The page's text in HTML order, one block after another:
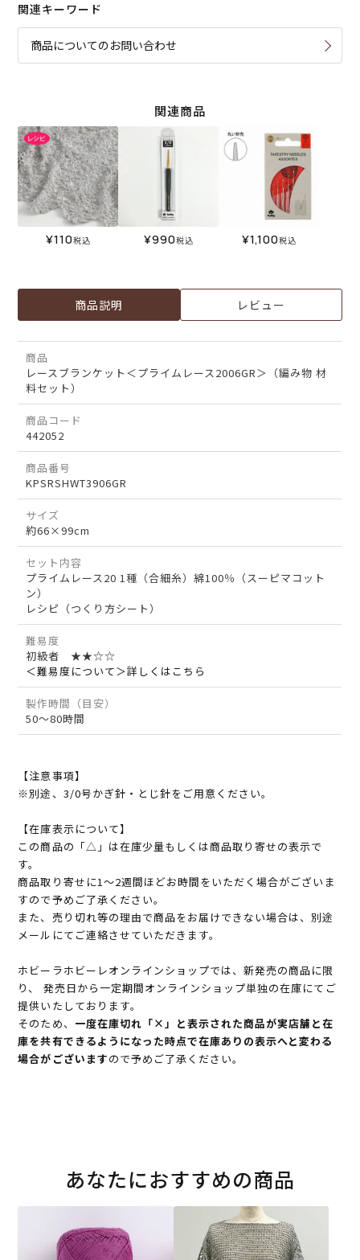
関連キーワード
商品についてのお問い合わせ
関連商品
¥110税込 ¥990税込 ¥1,100税込
商品説明 レビュー
商品
レースブランケット＜プライムレース2006GR＞（編み物 材
料セット）
商品コード
442052
商品番号
KPSRSHWT3906GR
サイズ
約66×99cm
セット内容
プライムレース20 1種（合細糸）綿100％（スーピマコット
ン）
レシピ（つくり方シート）
難易度
初級者 ★★☆☆
＜難易度について＞詳しくはこちら
製作時間（目安）
50～80時間
【注意事項】
※別途、3/0号かぎ針・とじ針をご用意ください。
【在庫表示について】
この商品の「△」は在庫少量もしくは商品取り寄せの表示で
す。
商品取り寄せに1～2週間ほどお時間をいただく場合がございま
すので予めご了承ください。
また、売り切れ等の理由で商品をお届けできない場合は、別途
メールにてご連絡させていただきます。
ホビーラホビーレオンラインショップでは、新発売の商品に限
り、 発売日から一定期間オンラインショップ単独の在庫にてご
提供いたしております。
そのため、 一度在庫切れ「×」と表示された商品が実店舗と在
庫を共有できるようになった時点で在庫ありの表示へと変わる
場合がございますので予めご了承ください。
あなたにおすすめの商品